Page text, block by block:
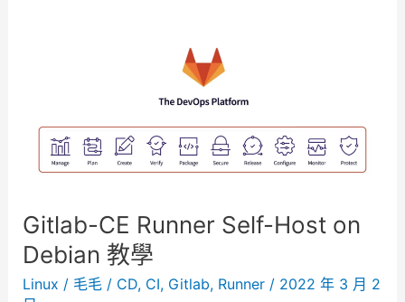
o
c
e
Gitlab-CE Runner Self-Host on
Debian 教學
Linux / 毛毛 / CD, CI, Gitlab, Runner/ 2022 年 3 月 2